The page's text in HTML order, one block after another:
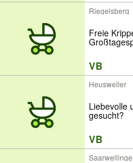
Riegelsberg
Freie
VB
Heusweiler
Liebevolle
gesucht?
VB